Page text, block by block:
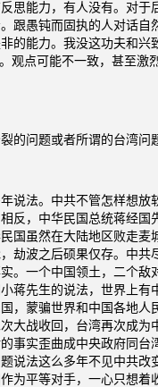
思能力，有人没有。对
跟愚钝而固执的人对话
的能力。我没这功夫和兴
观点可能不一致，甚至激
的问题或者所谓的台湾问
说法。中共不管怎样想
反，中华民国总统蒋经国
国虽然在大陆地区败走
劫波之后硕果仅存。中
。一个中国领土，二个敌
蒋先生的说法，世界上
，蒙骗世界和中国各地
大战收回，台湾再次成
事实歪曲成中央政府同台
说法这么多年不见中共
为平等对手，一心只想着